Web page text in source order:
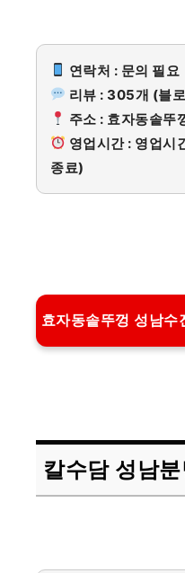
연락처 : 문의 필요
리뷰 : 305개 (블
주소 : 효자동솥뚜
영업시간 : 영업시
종료)
효자동솥뚜껑 성남수
칼수담 성남